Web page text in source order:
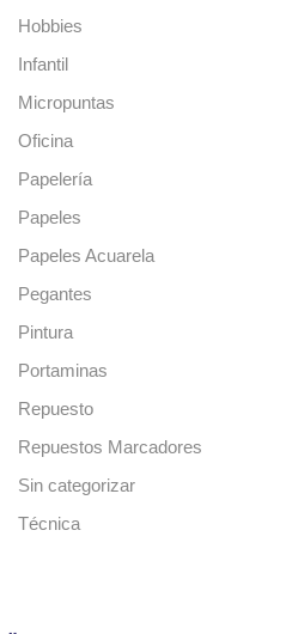
Hobbies
Infantil
Micropuntas
Oficina
Papelería
Papeles
Papeles Acuarela
Pegantes
Pintura
Portaminas
Repuesto
Repuestos Marcadores
Sin categorizar
Técnica